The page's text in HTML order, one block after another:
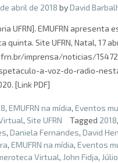
abril de 2018 byDavid
UFRN]. EMUFRN apresenta
quinta. Site UFRN, Natal, 17
imprensa/noticias/
a-voz-do-radio-
[Link PDF]
, EMUFRN na mídia, Eventos
, Site UFRN Tagged 2018,
, Daniela Fernandes, David
, EMUFRN na mídia, Eventos
Virtual, John Fidja,